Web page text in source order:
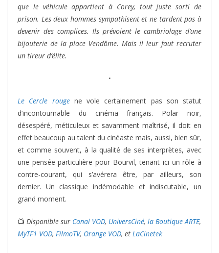
que le véhicule appartient à Corey, tout juste sorti de
prison. Les deux hommes sympathisent et ne tardent pas à
devenir des complices. Ils prévoient le cambriolage d’une
bijouterie de la place Vendôme. Mais il leur faut recruter
un tireur d’élite.
⋅
Le Cercle rougene vole certainement pas son statut
d’incontournable du cinéma français. Polar noir,
désespéré, méticuleux et savamment maîtrisé, il doit en
effet beaucoup au talent du cinéaste mais, aussi, bien sûr,
et comme souvent, à la qualité de ses interprètes, avec
une pensée particulière pour Bourvil, tenant ici un rôle à
contre-courant, qui s’avérera être, par ailleurs, son
dernier. Un classique indémodable et indiscutable, un
grand moment.
📺 Disponible sur Canal VOD, UniversCiné, la Boutique ARTE,
MyTF1 VOD, FilmoTV, Orange VOD, et LaCinetek